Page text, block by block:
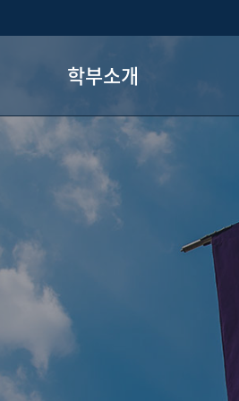
학부소개
학부장 인사말
전공소개
전공박람회 전공 특강